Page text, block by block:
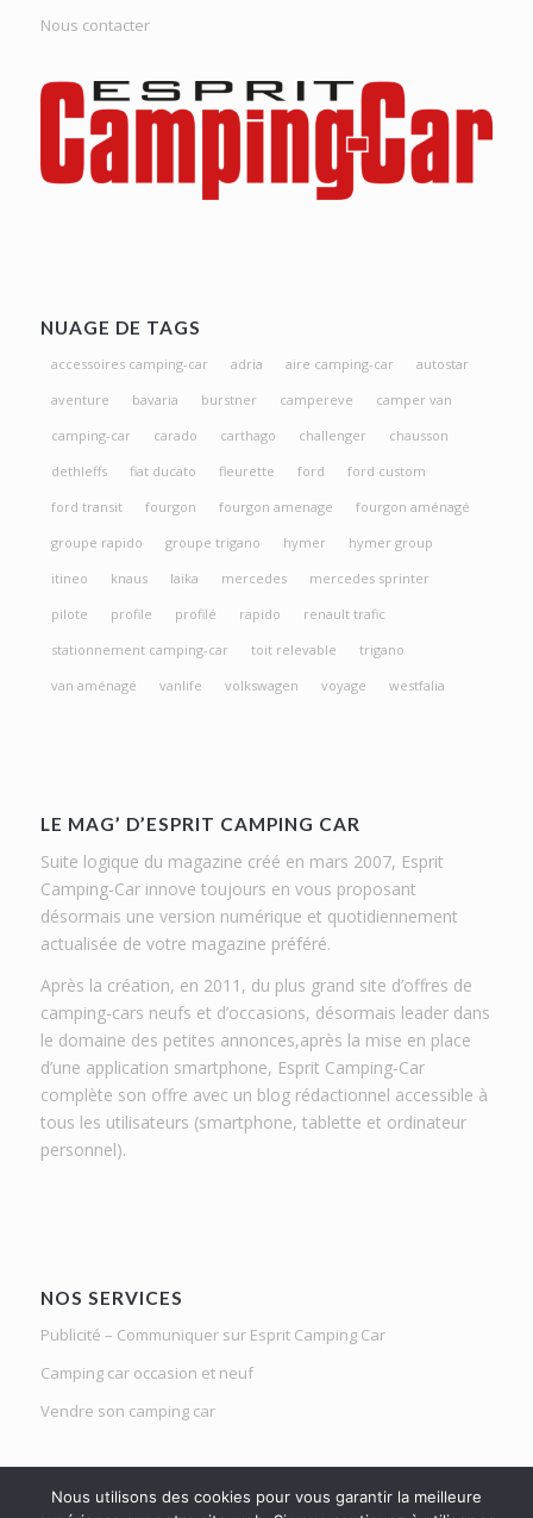
Nous contacter
NUAGE DE TAGS
accessoires camping-car adria aire camping-car
autostar
aventure
bavaria burstner campereve
camper van
camping-car
carado carthago challenger
chausson
dethleffs
fiat ducato fleurette ford
ford custom
ford transit
fourgon fourgon amenage
fourgon aménagé
groupe rapido
groupe trigano hymer
hymer group
itineo
knaus laika mercedes
mercedes sprinter
pilote
profile profilé rapido
renault trafic
stationnement camping-car
toit relevable
trigano
van aménagé
vanlife volkswagen voyage westfalia
LE MAG’ D’ESPRIT CAMPING CAR
Suite logique du magazine créé en mars 2007, Esprit
Camping-Car innove toujours en vous proposant
désormais une version numérique et quotidiennement
actualisée de votre magazine préféré.
Après la création, en 2011, du plus grand site d’offres de
camping-cars neufs et d’occasions, désormais leader dans
le domaine des petites annonces,après la mise en place
d’une application smartphone, Esprit Camping-Car
complète son offre avec un blog rédactionnel accessible à
tous les utilisateurs (smartphone, tablette et ordinateur
personnel).
NOS SERVICES
Publicité – Communiquer sur Esprit Camping Car
Camping car occasion et neuf
Vendre son camping car
Nous utilisons des cookies pour vous garantir la meilleure